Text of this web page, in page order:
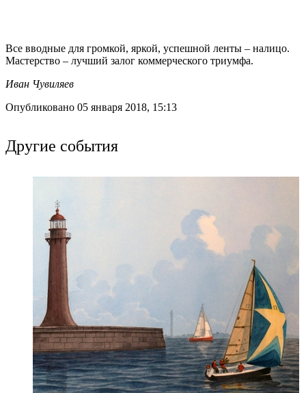
Все вводные для громкой, яркой, успешной ленты – налицо.
Мастерство – лучший залог коммерческого триумфа.
Иван Чувиляев
Опубликовано 05 января 2018, 15:13
Другие события